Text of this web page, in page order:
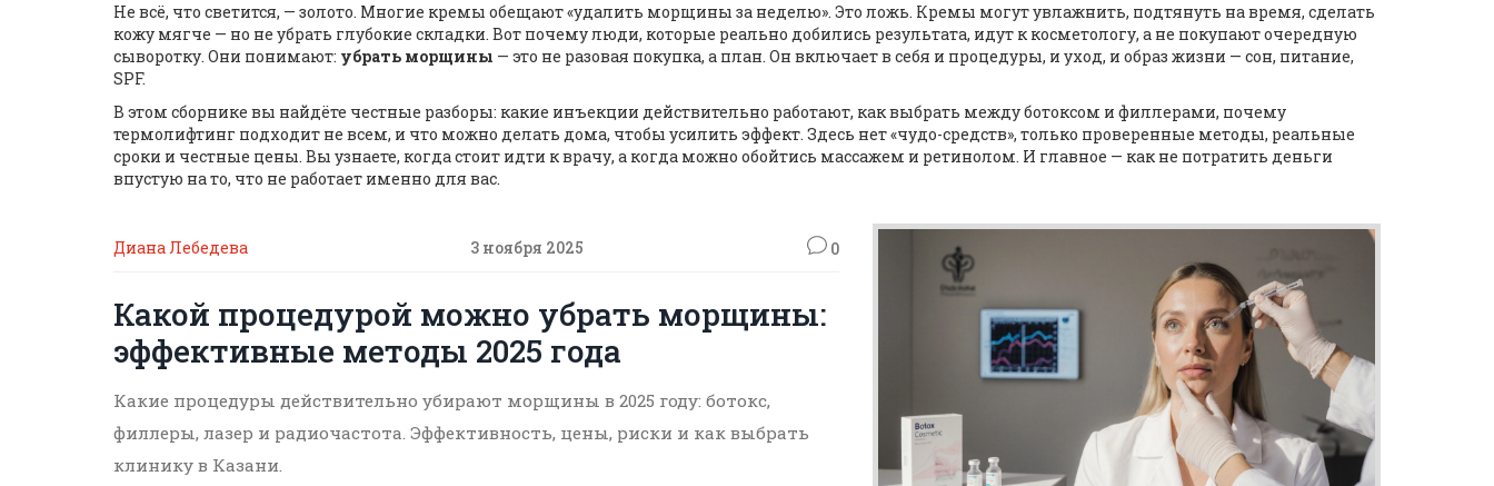
Не всё, что светится, — золото. Многие кремы обещают «удалить морщины за неделю». Это ложь. Кремы могут увлажнить, подтянуть на время, сделать
кожу мягче — но не убрать глубокие складки. Вот почему люди, которые реально добились результата, идут к косметологу, а не покупают очередную
сыворотку. Они понимают: убрать морщины — это не разовая покупка, а план. Он включает в себя и процедуры, и уход, и образ жизни — сон, питание,
SPF.
В этом сборнике вы найдёте честные разборы: какие инъекции действительно работают, как выбрать между ботоксом и филлерами, почему
термолифтинг подходит не всем, и что можно делать дома, чтобы усилить эффект. Здесь нет «чудо-средств», только проверенные методы, реальные
сроки и честные цены. Вы узнаете, когда стоит идти к врачу, а когда можно обойтись массажем и ретинолом. И главное — как не потратить деньги
впустую на то, что не работает именно для вас.
Диана Лебедева 3 ноября 2025 0
Какой процедурой можно убрать морщины:
эффективные методы 2025 года
Какие процедуры действительно убирают морщины в 2025 году: ботокс,
филлеры, лазер и радиочастота. Эффективность, цены, риски и как выбрать
клинику в Казани.